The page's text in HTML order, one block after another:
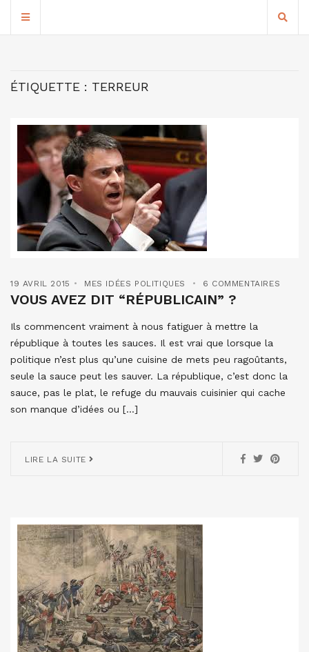
ÉTIQUETTE : TERREUR
19 AVRIL 2015 MES IDÉES POLITIQUES 6 COMMENTAIRES
VOUS AVEZ DIT “RÉPUBLICAIN” ?
Ils commencent vraiment à nous fatiguer à mettre la
république à toutes les sauces. Il est vrai que lorsque la
politique n’est plus qu’une cuisine de mets peu ragoûtants,
seule la sauce peut les sauver. La république, c’est donc la
sauce, pas le plat, le refuge du mauvais cuisinier qui cache
son manque d’idées ou […]
LIRE LA SUITE